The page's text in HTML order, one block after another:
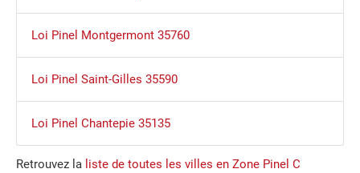
Loi Pinel Montgermont 35760
Loi Pinel Saint-Gilles 35590
Loi Pinel Chantepie 35135
Retrouvez la liste de toutes les villes en Zone Pinel C